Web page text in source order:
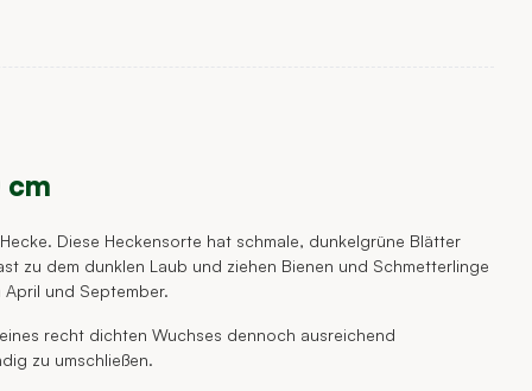
cm
Diese Heckensorte hat schmale, dunkelgrüne Blätter
zu dem dunklen Laub und ziehen Bienen und Schmetterlinge
und September.
recht dichten Wuchses dennoch ausreichend
zu umschließen.